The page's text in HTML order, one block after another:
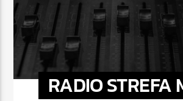
RADIO STREFA